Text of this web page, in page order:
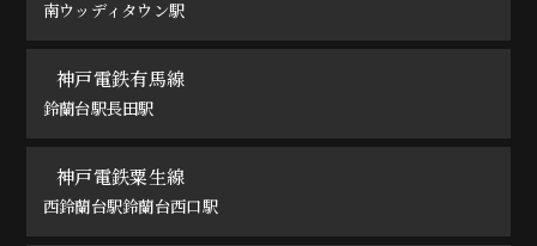
南ウッディタウン駅
神戸電鉄有馬線
鈴蘭台駅長田駅
神戸電鉄粟生線
西鈴蘭台駅鈴蘭台西口駅